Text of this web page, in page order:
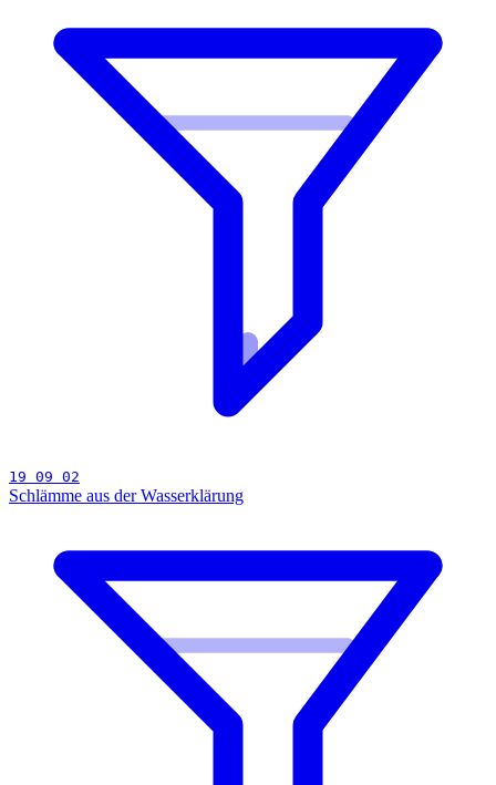
19 09 02
Schlämme aus der Wasserklärung